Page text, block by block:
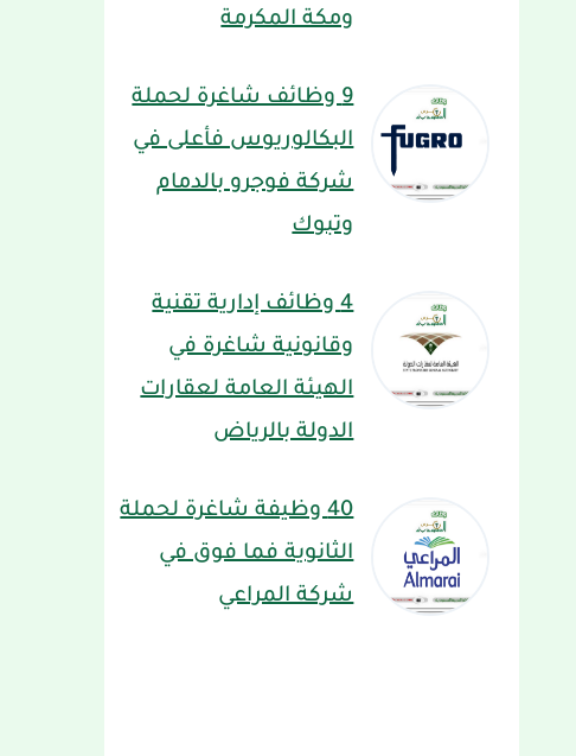
ومكة المكرمة
9 وظائف شاغرة لحملة
البكالوريوس فأعلى في
شركة فوجرو بالدمام
وتبوك
4 وظائف إدارية تقنية
وقانونية شاغرة في
الهيئة العامة لعقارات
الدولة بالرياض
40 وظيفة شاغرة لحملة
الثانوية فما فوق في
شركة المراعي